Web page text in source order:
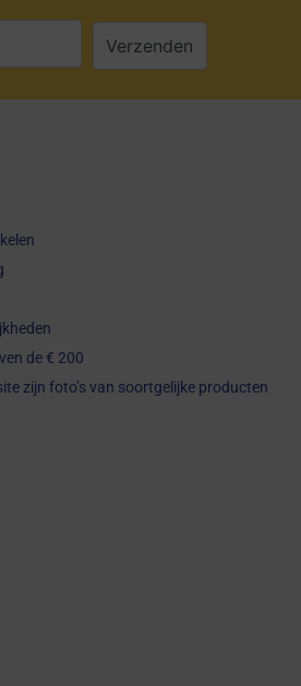
de € 200
zijn foto’s van soortgelijke producten